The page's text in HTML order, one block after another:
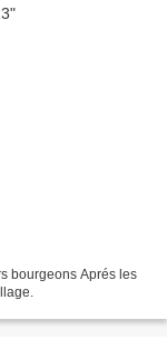
bourgeons Aprés les